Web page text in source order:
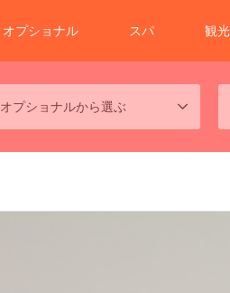
オプショナル スパ 観
オプショナルから選ぶ